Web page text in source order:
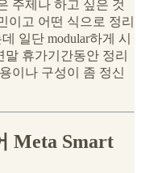
주제나 하고 싶은 것
이고 어떤 식으로 정리
일단 modular하게 시
휴가기간동안 정리
이나 구성이 좀 정신
Meta Smart